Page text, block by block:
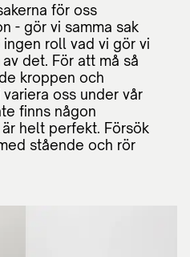
för oss
- gör vi samma sak
roll vad vi gör vi
det. För att må så
kroppen och
oss under vår
finns någon
helt perfekt. Försök
stående och rör